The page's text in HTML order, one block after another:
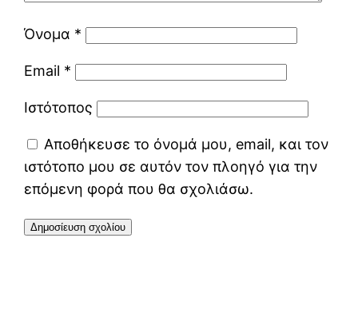
Όνομα *
Email *
Ιστότοπος
Αποθήκευσε το όνομά μου, email, και τον
ιστότοπο μου σε αυτόν τον πλοηγό για την
επόμενη φορά που θα σχολιάσω.